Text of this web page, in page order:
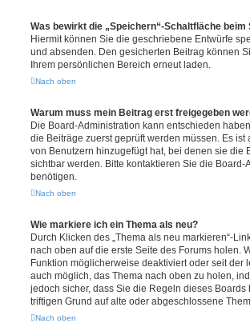
Was bewirkt die „Speichern“-Schaltfläche
Hiermit können Sie die geschriebene Entwürfe
und absenden. Den gesicherten Beitrag können
Ihrem persönlichen Bereich erneut laden.
Nach oben
Warum muss mein Beitrag erst freigegeben
Die Board-Administration kann entschieden
die Beiträge zuerst geprüft werden müssen. Es
von Benutzern hinzugefügt hat, bei denen sie die
sichtbar werden. Bitte kontaktieren Sie die
benötigen.
Nach oben
Wie markiere ich ein Thema als neu?
Durch Klicken des „Thema als neu markieren“-
nach oben auf die erste Seite des Forums holen.
Funktion möglicherweise deaktiviert oder seit
auch möglich, das Thema nach oben zu holen,
jedoch sicher, dass Sie die Regeln dieses
triftigen Grund auf alte oder abgeschlossene
Nach oben